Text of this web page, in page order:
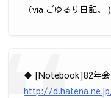
（via ごゆるり日記
◆ [Notebook]82年会
http://